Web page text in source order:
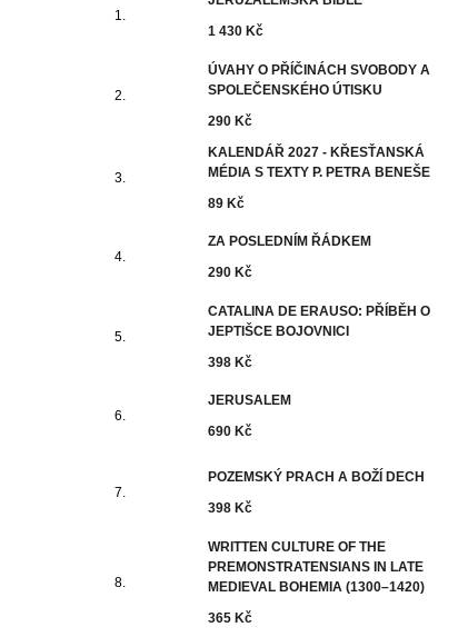
1 430 Kč
ÚVAHY O PŘÍČINÁCH SVOBODY A
SPOLEČENSKÉHO ÚTISKU
290 Kč
KALENDÁŘ 2027 - KŘESŤANSKÁ
MÉDIA S TEXTY P. PETRA BENEŠE
89 Kč
ZA POSLEDNÍM ŘÁDKEM
290 Kč
CATALINA DE ERAUSO: PŘÍBĚH O
JEPTIŠCE BOJOVNICI
398 Kč
JERUSALEM
690 Kč
POZEMSKÝ PRACH A BOŽÍ DECH
398 Kč
WRITTEN CULTURE OF THE
PREMONSTRATENSIANS IN LATE
MEDIEVAL BOHEMIA (1300–1420)
365 Kč